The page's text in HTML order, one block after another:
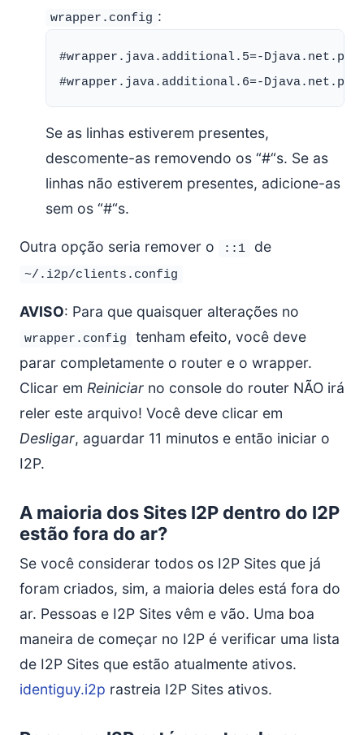
wrapper.config :
#wrapper.java.additional.5=-
Se as linhas estiverem presentes,
descomente-as removendo os “#“s. Se as
linhas não estiverem presentes, adicione-as
sem os “#“s.
Outra opção seria remover o ::1 de
~/.i2p/clients.config
AVISO: Para que quaisquer alterações no
wrapper.config
tenham efeito, você deve
parar completamente o router e o wrapper.
Clicar em Reiniciar no console do router NÃO irá
reler este arquivo! Você deve clicar em
Desligar, aguardar 11 minutos e então iniciar o
I2P.
A maioria dos Sites I2P dentro do I2P
estão fora do ar?
Se você considerar todos os I2P Sites que já
foram criados, sim, a maioria deles está fora do
ar. Pessoas e I2P Sites vêm e vão. Uma boa
maneira de começar no I2P é verificar uma lista
de I2P Sites que estão atualmente ativos.
identiguy.i2p rastreia I2P Sites ativos.